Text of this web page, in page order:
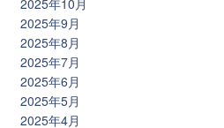
2025年10月
2025年9月
2025年8月
2025年7月
2025年6月
2025年5月
2025年4月